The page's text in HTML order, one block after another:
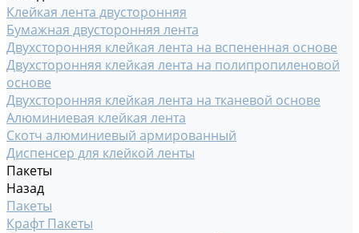
Клейкая лента двусторонняя
Бумажная двусторонняя лента
Двухсторонняя клейкая лента на вспененная основе
Двухсторонняя клейкая лента на полипропиленовой
основе
Двухсторонняя клейкая лента на тканевой основе
Алюминиевая клейкая лента
Скотч алюминиевый армированный
Диспенсер для клейкой ленты
Пакеты
Назад
Пакеты
Крафт Пакеты